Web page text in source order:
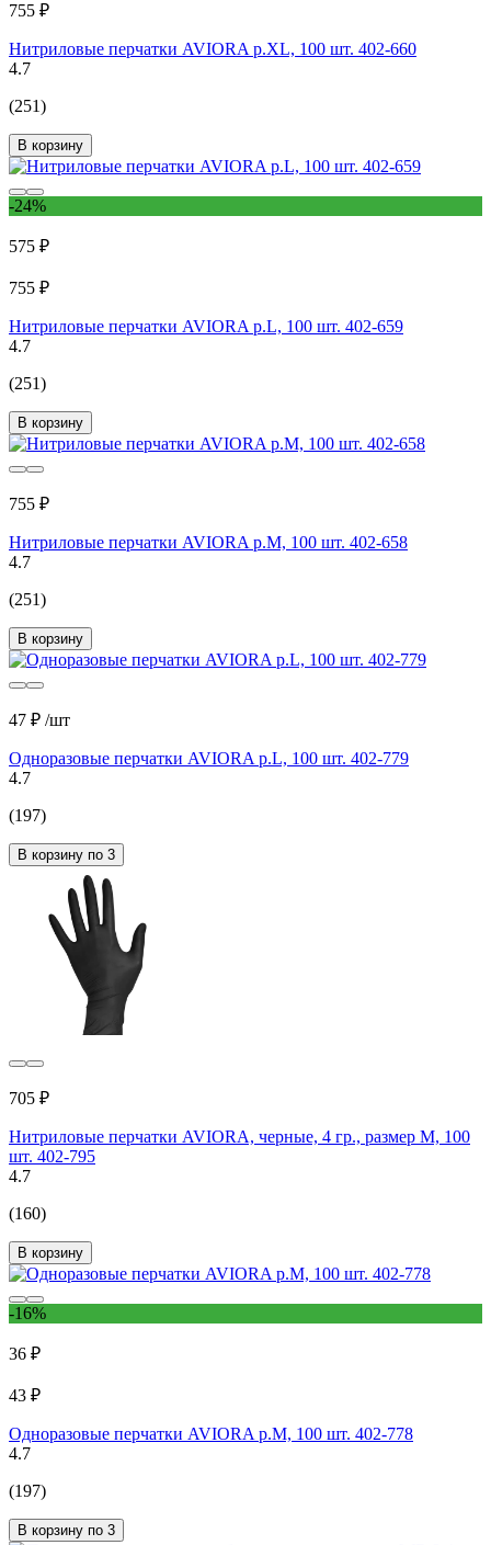
755 ₽
Нитриловые перчатки AVIORA р.XL, 100 шт. 402-660
4.7
(251)
В корзину
-24%
575 ₽
755 ₽
Нитриловые перчатки AVIORA р.L, 100 шт. 402-659
4.7
(251)
В корзину
755 ₽
Нитриловые перчатки AVIORA р.M, 100 шт. 402-658
4.7
(251)
В корзину
47 ₽ /шт
Одноразовые перчатки AVIORA р.L, 100 шт. 402-779
4.7
(197)
В корзину по 3
705 ₽
Нитриловые перчатки AVIORA, черные, 4 гр., размер M, 100
шт. 402-795
4.7
(160)
В корзину
-16%
36 ₽
43 ₽
Одноразовые перчатки AVIORA р.М, 100 шт. 402-778
4.7
(197)
В корзину по 3